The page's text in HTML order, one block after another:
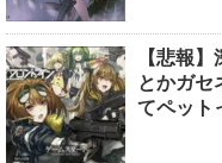
【悲報
とかガセ
てペット